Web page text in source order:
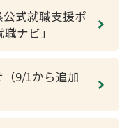
公式就職支援ポ
ナビ」
9/1から追加